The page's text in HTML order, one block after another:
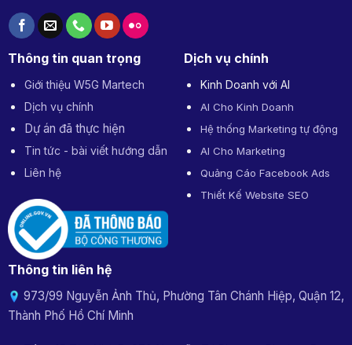
Thông tin quan trọng
Giới thiệu W5G Martech
Dịch vụ chính
Dự án đã thực hiện
Tin tức - bài viết hướng dẫn
Liên hệ
Dịch vụ chính
Kinh Doanh với AI
AI Cho Kinh Doanh
Hệ thống Marketing tự động
AI Cho Marketing
Quảng Cáo Facebook Ads
Thiết Kế Website SEO
Thông tin liên hệ
973/99 Nguyễn Ảnh Thủ, Phường Tân Chánh Hiệp, Quận 12,
Thành Phố Hồ Chí Minh